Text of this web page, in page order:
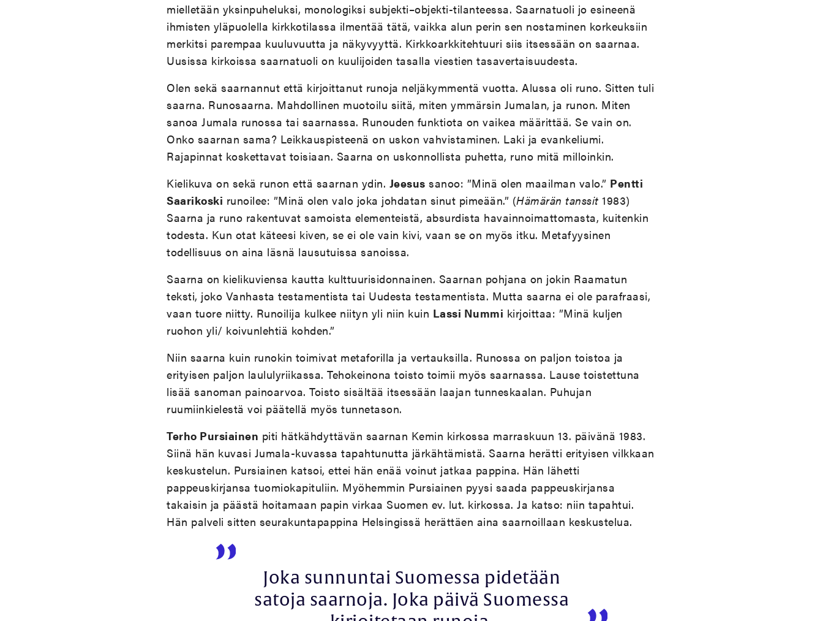
mielletään yksinpuheluksi, monologiksi subjekti–objekti-tilanteessa. Saarnatuoli jo esineenä
ihmisten yläpuolella kirkkotilassa ilmentää tätä, vaikka alun perin sen nostaminen korkeuksiin
merkitsi parempaa kuuluvuutta ja näkyvyyttä. Kirkkoarkkitehtuuri siis itsessään on saarnaa.
Uusissa kirkoissa saarnatuoli on kuulijoiden tasalla viestien tasavertaisuudesta.
Olen sekä saarnannut että kirjoittanut runoja neljäkymmentä vuotta. Alussa oli runo. Sitten tuli
saarna. Runosaarna. Mahdollinen muotoilu siitä, miten ymmärsin Jumalan, ja runon. Miten
sanoa Jumala runossa tai saarnassa. Runouden funktiota on vaikea määrittää. Se vain on.
Onko saarnan sama? Leikkauspisteenä on uskon vahvistaminen. Laki ja evankeliumi.
Rajapinnat koskettavat toisiaan. Saarna on uskonnollista puhetta, runo mitä milloinkin.
Kielikuva on sekä runon että saarnan ydin. Jeesus sanoo: ”Minä olen maailman valo.” Pentti
Saarikoski runoilee: ”Minä olen valo joka johdatan sinut pimeään.” (Hämärän tanssit 1983)
Saarna ja runo rakentuvat samoista elementeistä, absurdista havainnoimattomasta, kuitenkin
todesta. Kun otat käteesi kiven, se ei ole vain kivi, vaan se on myös itku. Metafyysinen
todellisuus on aina läsnä lausutuissa sanoissa.
Saarna on kielikuviensa kautta kulttuurisidonnainen. Saarnan pohjana on jokin Raamatun
teksti, joko Vanhasta testamentista tai Uudesta testamentista. Mutta saarna ei ole parafraasi,
vaan tuore niitty. Runoilija kulkee niityn yli niin kuin Lassi Nummi kirjoittaa: ”Minä kuljen
ruohon yli/ koivunlehtiä kohden.”
Niin saarna kuin runokin toimivat metaforilla ja vertauksilla. Runossa on paljon toistoa ja
erityisen paljon laululyriikassa. Tehokeinona toisto toimii myös saarnassa. Lause toistettuna
lisää sanoman painoarvoa. Toisto sisältää itsessään laajan tunneskaalan. Puhujan
ruumiinkielestä voi päätellä myös tunnetason.
Terho Pursiainen piti hätkähdyttävän saarnan Kemin kirkossa marraskuun 13. päivänä 1983.
Siinä hän kuvasi Jumala-kuvassa tapahtunutta järkähtämistä. Saarna herätti erityisen vilkkaan
keskustelun. Pursiainen katsoi, ettei hän enää voinut jatkaa pappina. Hän lähetti
pappeuskirjansa tuomiokapituliin. Myöhemmin Pursiainen pyysi saada pappeuskirjansa
takaisin ja päästä hoitamaan papin virkaa Suomen ev. lut. kirkossa. Ja katso: niin tapahtui.
Hän palveli sitten seurakuntapappina Helsingissä herättäen aina saarnoillaan keskustelua.
Joka sunnuntai Suomessa pidetään
satoja saarnoja. Joka päivä Suomessa